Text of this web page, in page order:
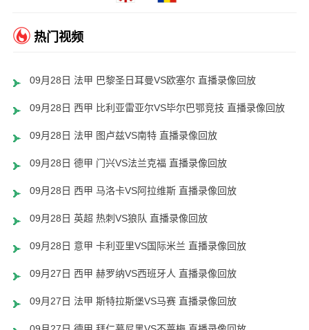
热门视频
09月28日 法甲 巴黎圣日耳曼VS欧塞尔 直播录像回放
09月28日 西甲 比利亚雷亚尔VS毕尔巴鄂竞技 直播录像回放
09月28日 法甲 图卢兹VS南特 直播录像回放
09月28日 德甲 门兴VS法兰克福 直播录像回放
09月28日 西甲 马洛卡VS阿拉维斯 直播录像回放
09月28日 英超 热刺VS狼队 直播录像回放
09月28日 意甲 卡利亚里VS国际米兰 直播录像回放
09月27日 西甲 赫罗纳VS西班牙人 直播录像回放
09月27日 法甲 斯特拉斯堡VS马赛 直播录像回放